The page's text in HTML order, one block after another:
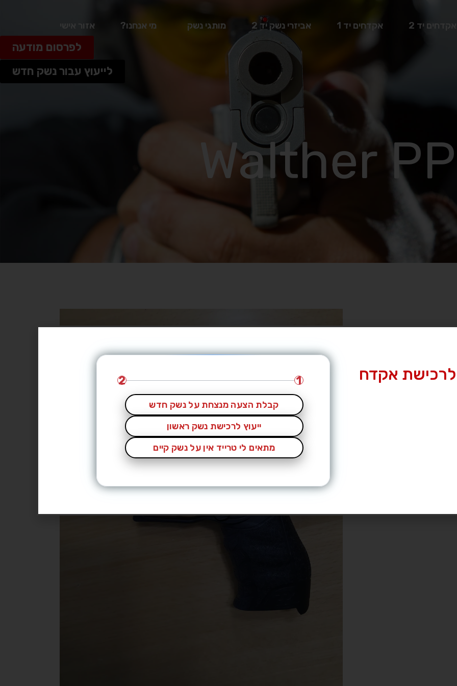
אקדחים יד 2 אקדחים יד 1 אביזרי נשק יד 2 מותגי נשק מי אנחנו? אזור אישי
לפרסום מודעה
לייעוץ עבור נשק חדש
Walther
אקדח
1
2
קבלת הצעה מנצחת על נשק חדש
ייעוץ לרכישת נשק ראשון
מתאים לי טרייד אין על נשק קיים